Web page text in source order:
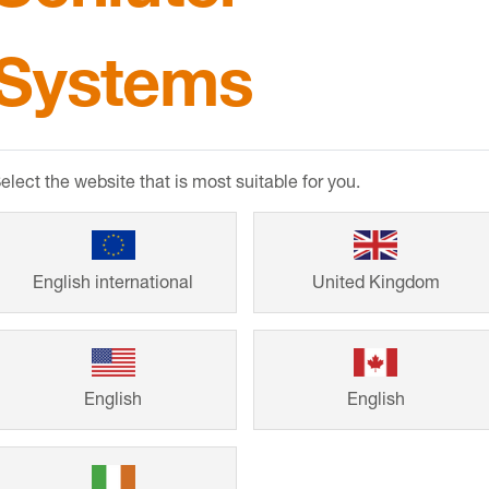
Referenties
Van
intelligente
garant voor een
Laat de
onze klanten u
project te
the website that is most suitable for you.
English international United Kingdom
English English